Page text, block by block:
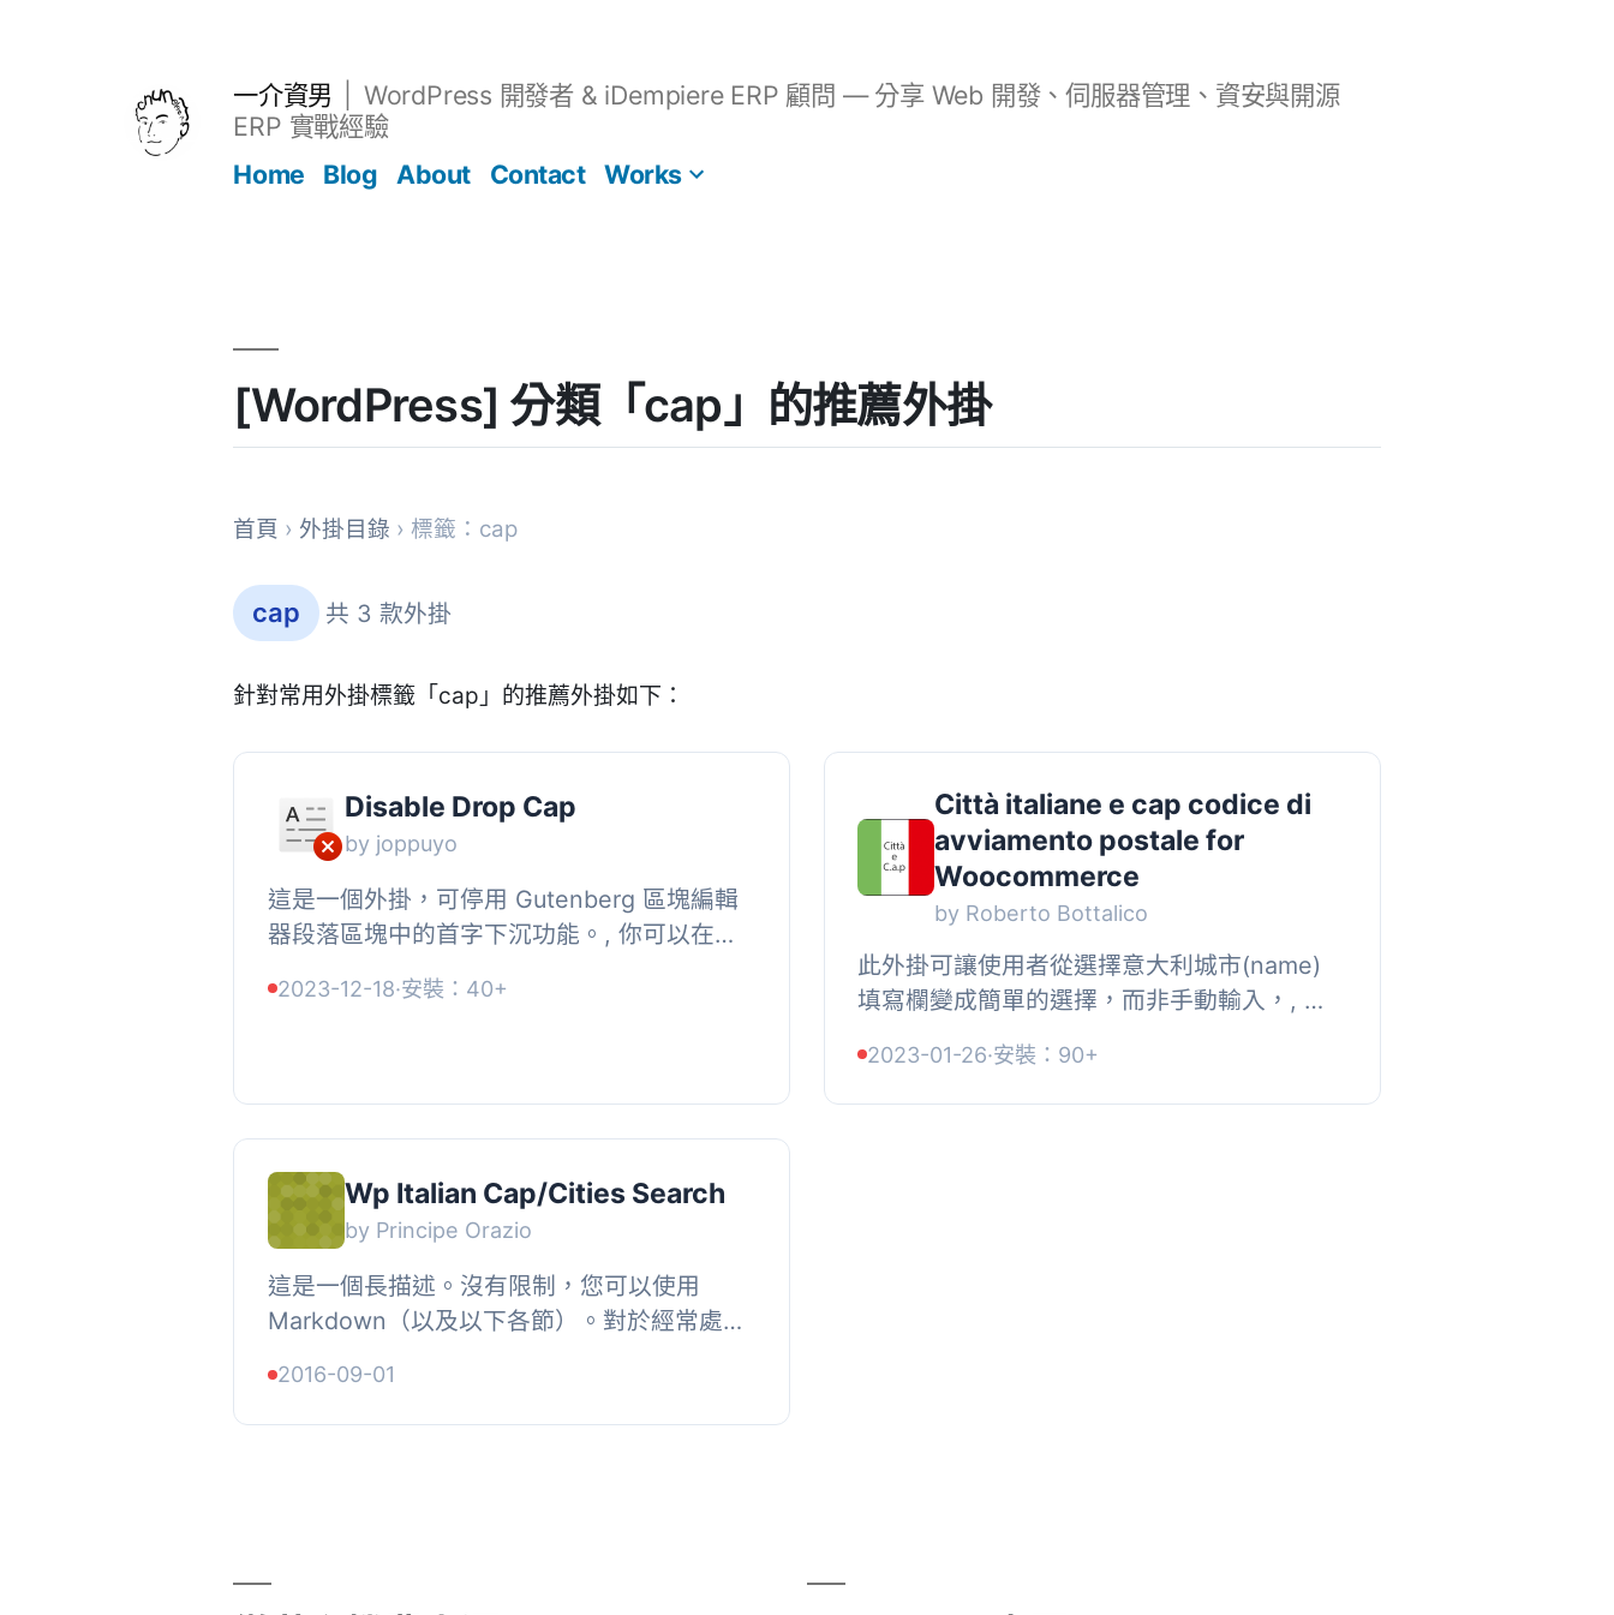
一介資男
WordPress 開發者 & iDempiere ERP 顧問 — 分享 Web 開發、伺服器管理、資安與開源
ERP 實戰經驗
Home
Blog About Contact Works
[WordPress] 分類「cap」的推薦外掛
首頁 › 外掛目錄 › 標籤：cap
cap 共 3 款外掛
針對常用外掛標籤「cap」的推薦外掛如下：
Disable Drop Cap
by joppuyo
這是一個外掛，可停用 Gutenberg 區塊編輯
器段落區塊中的首字下沉功能。, 你可以在
5.8 注意事項, 從 WordPress 5.8...
2023-12-18·安裝：40+
Città italiane e cap codice di
avviamento postale for
Woocommerce
by Roberto Bottalico
此外掛可讓使用者從選擇意大利城市(name)
填寫欄變成簡單的選擇，而非手動輸入，, 並
郵遞區號(cap)，(不適用於41個...
2023-01-26·安裝：90+
Wp Italian Cap/Cities Search
by Principe Orazio
這是一個長描述。沒有限制，您可以使用
Markdown（以及以下各節）。對於經常處理
CAP或不正確城市的問題。, WordPres...
2016-09-01